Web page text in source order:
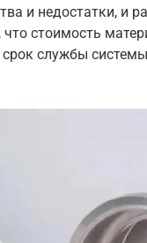
и недостатки, и
стоимость
срок службы